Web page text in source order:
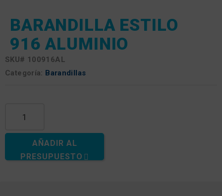
BARANDILLA ESTILO
916 ALUMINIO
SKU# 100916AL
Categoría: Barandillas
AÑADIR AL
PRESUPUESTO